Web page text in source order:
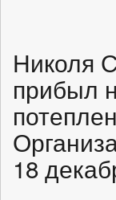
Николя
прибыл
18